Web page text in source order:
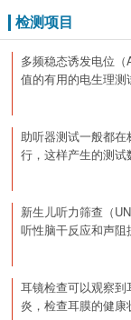
检测项目
多频稳态诱发电位
值的有用的电生理
助听器测试一般都
行，这样产生的测
新生儿听力筛查（
听性脑干反应和声
耳镜检查可以观察
炎，检查耳膜的健